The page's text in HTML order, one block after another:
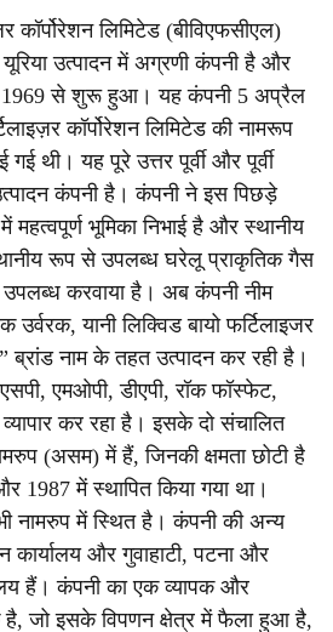
कॉर्पोरेशन लिमिटेड (बीविएफसीएल)
उत्पादन में अग्रणी कंपनी है और
1969 से शुरू हुआ। यह कंपनी 5 अप्रैल
कॉर्पोरेशन लिमिटेड की नामरूप
थी। यह पूरे उत्तर पूर्वी और पूर्वी
कंपनी है। कंपनी ने इस पिछड़े
महत्वपूर्ण भूमिका निभाई है और स्थानीय
रूप से उपलब्ध घरेलू प्राकृतिक गैस
उपलब्ध करवाया है। अब कंपनी नीम
यानी लिक्विड बायो फर्टिलाइजर
ब्रांड नाम के तहत उत्पादन कर रही है।
एमओपी, डीएपी, रॉक फॉस्फेट,
कर रहा है। इसके दो संचालित
(असम) में हैं, जिनकी क्षमता छोटी है
1987 में स्थापित किया गया था।
भी नामरुप में स्थित है। कंपनी की अन्य
कार्यालय और गुवाहाटी, पटना और
हैं। कंपनी का एक व्यापक और
जो इसके विपणन क्षेत्र में फैला हुआ है,